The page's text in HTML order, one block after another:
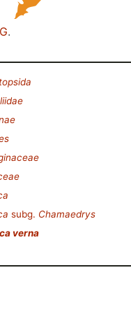
.
subg. Chamaedrys
verna